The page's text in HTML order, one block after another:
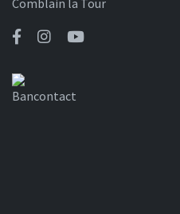
Comblain la Tour